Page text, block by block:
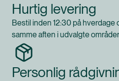
Hurtig levering
Bestil inden 12:30 på hverdage
samme aften i udvalgte områder
Personlig